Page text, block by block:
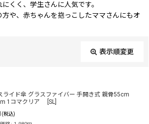
くく、学生さんに人気です。
方や、赤ちゃんを抱っこしたママさんにもオ
表示順変更
ライド傘 グラスファイバー 手開き式 親骨55cm
1コマクリア
SL
(税込)